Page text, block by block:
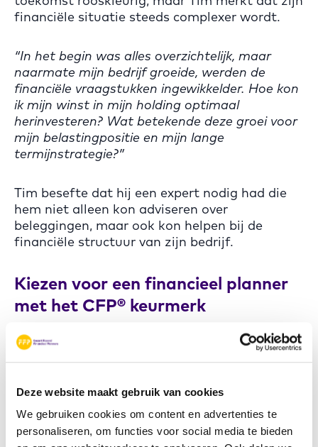
Deze website maakt gebruik van cookies
We gebruiken cookies om content en advertenties te
personaliseren, om functies voor social media te bieden
financiële situatie steeds complexer wordt.
“In het begin was alles overzichtelijk, maar
naarmate mijn bedrijf groeide, werden de
financiële vraagstukken ingewikkelder. Hoe kon
ik mijn winst in mijn holding optimaal
herinvesteren? Wat betekende deze groei voor
mijn belastingpositie en mijn lange
termijnstrategie?”
Tim besefte dat hij een expert nodig had die
hem niet alleen kon adviseren over
beleggingen, maar ook kon helpen bij de
financiële structuur van zijn bedrijf.
Kiezen voor een financieel planner
met het CFP® keurmerk
Op aanraden van een collega kwam Tim in
contact met een CERTIFIED FINANCIAL
PLANNER professional.“Ik wilde geen
écht naar het grote plaatje keek en me kon
helpen bij zowel mijn zakelijke als persoonlijke
financiële toekomst,”vertelt Tim.